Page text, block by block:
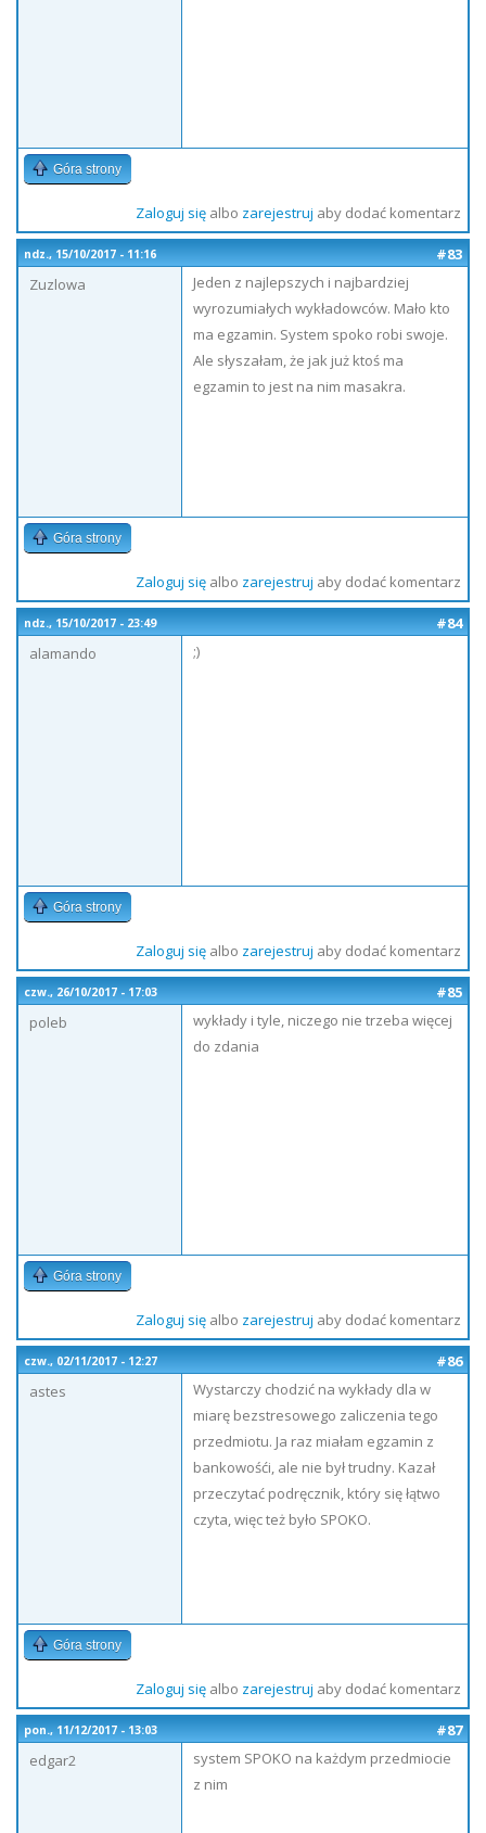
Góra strony
Zaloguj sięalbo zarejestruj aby dodać komentarz
ndz., 15/10/2017 - 11:16
#83
Zuzlowa
Jeden z najlepszych i najbardziej
wyrozumiałych wykładowców. Mało kto
ma egzamin. System spoko robi swoje.
Ale słyszałam, że jak już ktoś ma
egzamin to jest na nim masakra.
Góra strony
Zaloguj sięalbo zarejestruj aby dodać komentarz
ndz., 15/10/2017 - 23:49
#84
alamando
;)
Góra strony
Zaloguj sięalbo zarejestruj aby dodać komentarz
czw., 26/10/2017 - 17:03
#85
poleb
wykłady i tyle, niczego nie trzeba więcej
do zdania
Góra strony
Zaloguj sięalbo zarejestruj aby dodać komentarz
czw., 02/11/2017 - 12:27
#86
astes
Wystarczy chodzić na wykłady dla w
miarę bezstresowego zaliczenia tego
przedmiotu. Ja raz miałam egzamin z
bankowośći, ale nie był trudny. Kazał
przeczytać podręcznik, który się łątwo
czyta, więc też było SPOKO.
Góra strony
Zaloguj sięalbo zarejestruj aby dodać komentarz
pon., 11/12/2017 - 13:03
#87
edgar2
system SPOKO na każdym przedmiocie
z nim